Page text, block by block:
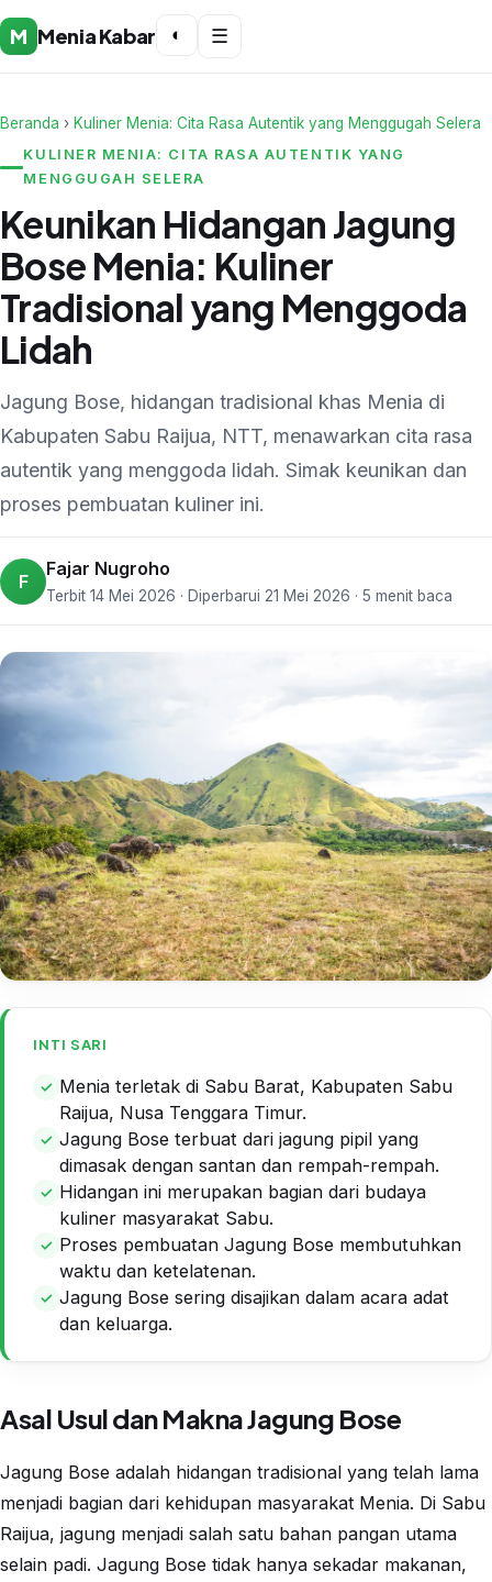
M Menia Kabar ◐ ☰
Beranda › Kuliner Menia: Cita Rasa Autentik yang Menggugah Selera
KULINER MENIA: CITA RASA AUTENTIK YANG
MENGGUGAH SELERA
Keunikan Hidangan Jagung
Bose Menia: Kuliner
Tradisional yang Menggoda
Lidah
Jagung Bose, hidangan tradisional khas Menia di
Kabupaten Sabu Raijua, NTT, menawarkan cita rasa
autentik yang menggoda lidah. Simak keunikan dan
proses pembuatan kuliner ini.
F
Fajar Nugroho
Terbit 14 Mei 2026 · Diperbarui 21 Mei 2026 · 5 menit baca
INTI SARI
Menia terletak di Sabu Barat, Kabupaten Sabu
Raijua, Nusa Tenggara Timur.
Jagung Bose terbuat dari jagung pipil yang
dimasak dengan santan dan rempah-rempah.
Hidangan ini merupakan bagian dari budaya
kuliner masyarakat Sabu.
Proses pembuatan Jagung Bose membutuhkan
waktu dan ketelatenan.
Jagung Bose sering disajikan dalam acara adat
dan keluarga.
Asal Usul dan Makna Jagung Bose
Jagung Bose adalah hidangan tradisional yang telah lama
menjadi bagian dari kehidupan masyarakat Menia. Di Sabu
Raijua, jagung menjadi salah satu bahan pangan utama
selain padi. Jagung Bose tidak hanya sekadar makanan,